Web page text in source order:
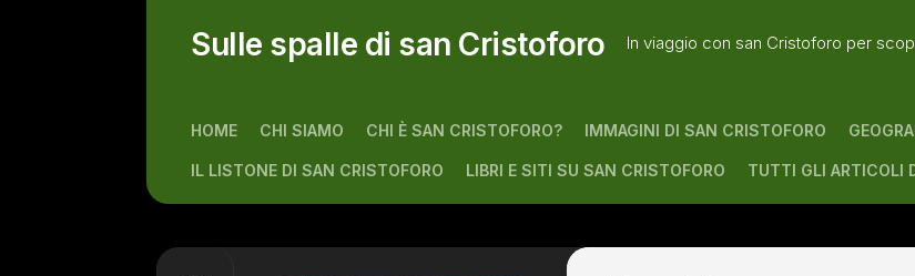
Sulle spalle di san Cristoforo In viaggio con san Cristoforo per
HOME CHI SIAMO CHI È SAN CRISTOFORO? IMMAGINI DI SAN CRISTOFORO
IL LISTONE DI SAN CRISTOFORO LIBRI E SITI SU SAN CRISTOFORO TUTTI GLI ARTICOLI